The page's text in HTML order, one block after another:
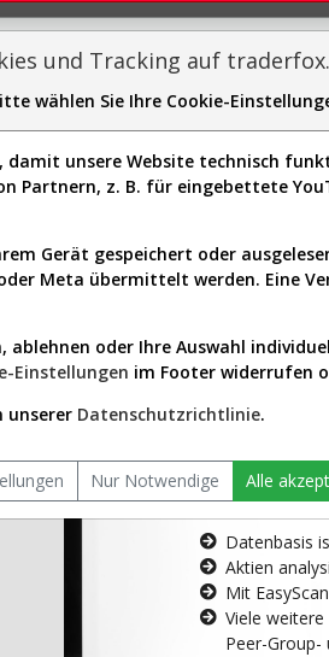
Spider Easy-Scan
nur für
Die
Datenbasis
Aktien
Mit
Viele
Peer-Group-
und Tracking auf
wählen Sie Ihre Cookie-
damit unsere Website technisch
Partnern, z. B. für eingebettete
Gerät gespeichert oder
Meta übermittelt werden. Eine
ablehnen oder Ihre Auswahl
Einstellungen im Footer widerrufen
unserer Datenschutzrichtlinie.
Nur Notwendige Alle